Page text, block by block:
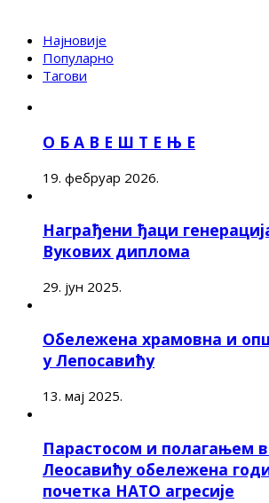
Најновије
Популарно
Тагови
О Б А В Е Ш Т Е Њ Е
19. фебруар 2026.
Награђени ђаци
Вукових диплома
29. јун 2025.
Обележена храмовна и
у Лепосавићу
13. мај 2025.
Парастосом и полагањем
Леосавићу обележена
почетка НАТО агресије